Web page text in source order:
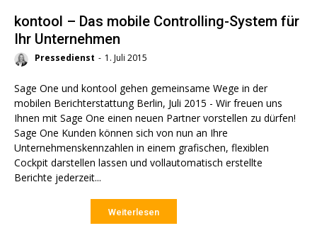
kontool – Das mobile Controlling-System für
Ihr Unternehmen
Pressedienst - 1. Juli 2015
Sage One und kontool gehen gemeinsame Wege in der
mobilen Berichterstattung Berlin, Juli 2015 - Wir freuen uns
Ihnen mit Sage One einen neuen Partner vorstellen zu dürfen!
Sage One Kunden können sich von nun an Ihre
Unternehmenskennzahlen in einem grafischen, flexiblen
Cockpit darstellen lassen und vollautomatisch erstellte
Berichte jederzeit...
Weiterlesen